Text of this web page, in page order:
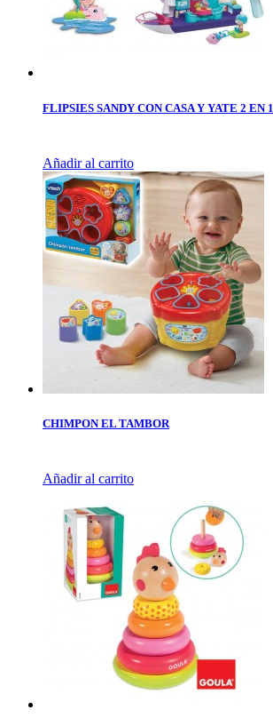
FLIPSIES SANDY CON CASA Y YATE 2 EN 1
Añadir al carrito
CHIMPON EL TAMBOR
Añadir al carrito